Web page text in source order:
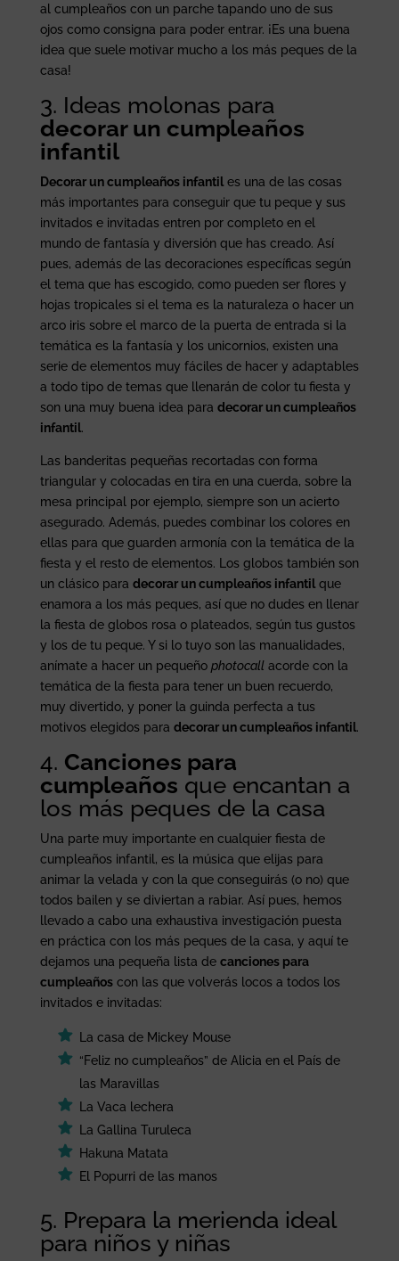
al cumpleaños con un parche tapando uno de sus
ojos como consigna para poder entrar. ¡Es una buena
idea que suele motivar mucho a los más peques de la
casa!
3. Ideas molonas para
decorar un cumpleaños
infantil
Decorar un cumpleaños infantiles una de las cosas
más importantes para conseguir que tu peque y sus
invitados e invitadas entren por completo en el
mundo de fantasía y diversión que has creado. Así
pues, además de las decoraciones específicas según
el tema que has escogido, como pueden ser flores y
hojas tropicales si el tema es la naturaleza o hacer un
arco iris sobre el marco de la puerta de entrada si la
temática es la fantasía y los unicornios, existen una
serie de elementos muy fáciles de hacer y adaptables
a todo tipo de temas que llenarán de color tu fiesta y
son una muy buena idea para decorar un cumpleaños
infantil.
Las banderitas pequeñas recortadas con forma
triangular y colocadas en tira en una cuerda, sobre la
mesa principal por ejemplo, siempre son un acierto
asegurado. Además, puedes combinar los colores en
ellas para que guarden armonía con la temática de la
fiesta y el resto de elementos. Los globos también son
un clásico para decorar un cumpleaños infantilque
enamora a los más peques, así que no dudes en llenar
la fiesta de globos rosa o plateados, según tus gustos
y los de tu peque. Y si lo tuyo son las manualidades,
anímate a hacer un pequeño photocallacorde con la
temática de la fiesta para tener un buen recuerdo,
muy divertido, y poner la guinda perfecta a tus
motivos elegidos para decorar un cumpleaños infantil.
4. Canciones para
cumpleaños que encantan a
los más peques de la casa
Una parte muy importante en cualquier fiesta de
cumpleaños infantil, es la música que elijas para
animar la velada y con la que conseguirás (o no) que
todos bailen y se diviertan a rabiar. Así pues, hemos
llevado a cabo una exhaustiva investigación puesta
en práctica con los más peques de la casa, y aquí te
dejamos una pequeña lista de canciones para
cumpleañoscon las que volverás locos a todos los
invitados e invitadas:
La casa de Mickey Mouse
“Feliz no cumpleaños” de Alicia en el País de
las Maravillas
La Vaca lechera
La Gallina Turuleca
Hakuna Matata
El Popurri de las manos
5. Prepara la merienda ideal
para niños y niñas